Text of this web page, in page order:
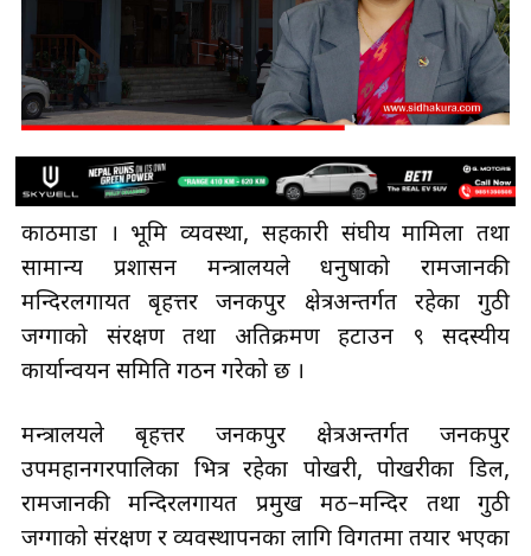
काठमाडौँ । भूमि व्यवस्था, सहकारी संघीय मामिला तथा
सामान्य प्रशासन मन्त्रालयले धनुषाको रामजानकी
मन्दिरलगायत बृहत्तर जनकपुर क्षेत्रअन्तर्गत रहेका गुठी
जग्गाको संरक्षण तथा अतिक्रमण हटाउन ९ सदस्यीय
कार्यान्वयन समिति गठन गरेको छ ।
मन्त्रालयले बृहत्तर जनकपुर क्षेत्रअन्तर्गत जनकपुर
उपमहानगरपालिका भित्र रहेका पोखरी, पोखरीका डिल,
रामजानकी मन्दिरलगायत प्रमुख मठ–मन्दिर तथा गुठी
जग्गाको संरक्षण र व्यवस्थापनका लागि विगतमा तयार भएका